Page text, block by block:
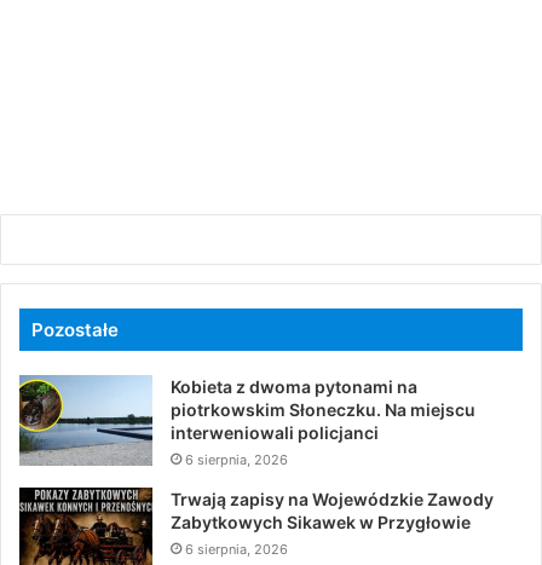
Pozostałe
Kobieta z dwoma pytonami na
piotrkowskim Słoneczku. Na miejscu
interweniowali policjanci
6 sierpnia, 2026
Trwają zapisy na Wojewódzkie Zawody
Zabytkowych Sikawek w Przygłowie
6 sierpnia, 2026